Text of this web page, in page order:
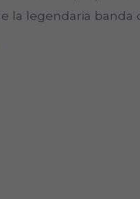
la legendaria banda